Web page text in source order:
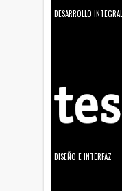
DESARROLLO INTEGRAL
DISEÑO E INTERFAZ